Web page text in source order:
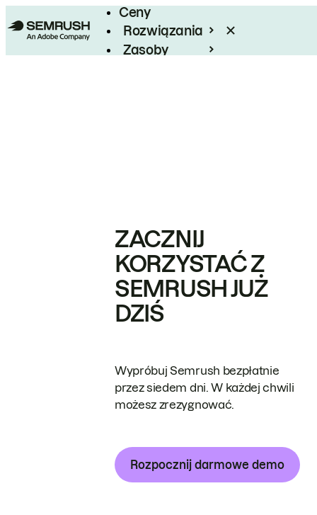
Ceny
Rozwiązania
Zasoby
ZACZNIJ
KORZYSTAĆ Z
SEMRUSH JUŻ
DZIŚ
Wypróbuj Semrush bezpłatnie
przez siedem dni. W każdej chwili
możesz zrezygnować.
Rozpocznij darmowe demo